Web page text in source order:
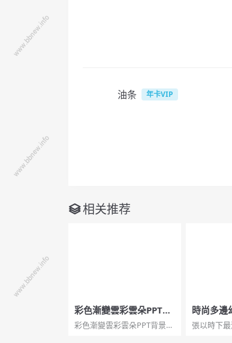
油条 年卡VIP
相关推荐
彩色漸變雲彩雲朵PPT背
景圖片
彩色漸變雲彩雲朵PPT背景圖
時尚多邊
張以時下